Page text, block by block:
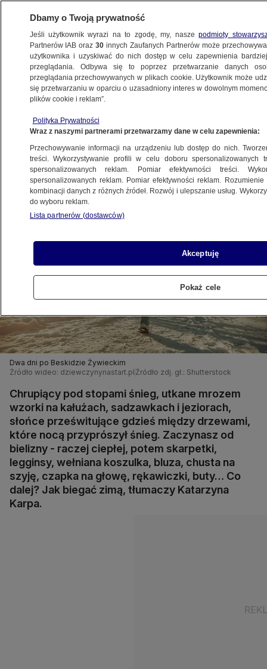
METEO
NAJNOWSZE
zapomnieć?
11.12.2016, 11:27
Udostępnij
Dwa dni po Beskidzie Żywieckim
Źródło wideo: dziewczynynastart.pl Źródło zdj. gł.: Shutterstock
Chrupiący pod stopami śnieg, utkane mrozem
wzorki na kałużach, sadzawkach i jeziorach,
słońce prześwitujące gdzieś między drzewami,
które nocą przyprószył śnieg. Zaczynasz od
bielizny - raczej ciepłej, potem skarpetki,
legginsy, wełniana koszulka, bluza, chusta na
szyję, czapka na głowę, rękawiczki, buty… Co
dalej? Jak biegać zimą, tłumaczy Katarzyna
Karpa.
Dbamy o Twoją prywatność
Jeśli użytkownik wyrazi na to zgodę, my, naszepodmioty
Partnerów IAB oraz30 innych Zaufanych Partnerów może
użytkownika i uzyskiwać do nich dostęp w celu zapewnienia
przeglądania. Odbywa się to poprzez przetwarzanie danych
przeglądania przechowywanych w plikach cookie. Użytkownik może
się przetwarzaniu w oparciu o uzasadniony interes w dowolnym
plików cookie i reklam”.
Polityka Prywatności
Wraz z naszymi partnerami przetwarzamy dane w celu zapewnienia:
Przechowywanie informacji na urządzeniu lub dostęp do nich.
treści. Wykorzystywanie profili w celu doboru spersonalizowanych
spersonalizowanych reklam. Pomiar efektywności treści.
spersonalizowanych reklam. Pomiar efektywności reklam.
kombinacji danych z różnych źródeł. Rozwój i ulepszanie usług.
do wyboru reklam.
Lista partnerów (dostawców)
Akceptuję
Pokaż cele